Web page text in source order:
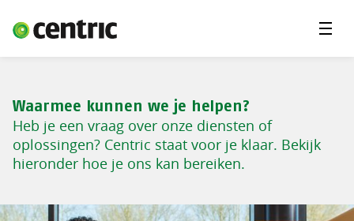
Oplossingen
Over Centric
Contact
Waarmee kunnen we je helpen?
Heb je een vraag over onze diensten of
oplossingen? Centric staat voor je klaar. Bekijk
hieronder hoe je ons kan bereiken.